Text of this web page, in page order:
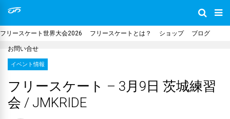
フリースケート世界大会2026 フリースケートとは？ ショップ ブログ
お問い合せ
イベント情報
フリースケート – 3月9日 茨城練習
会 / JMKRIDE